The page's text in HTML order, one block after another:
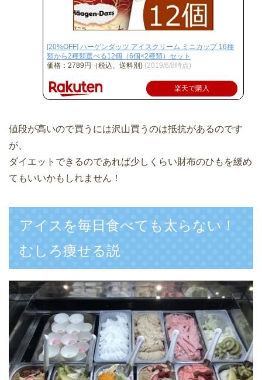
[20%OFF] ハーゲンダッツ アイスクリーム ミニカップ 16種
類から2種類選べる12個（6個×2種類）セット
価格：2789円（税込、送料別) (2019/6/8時点)
楽天で購入
値段が高いので買うには沢山買うのは抵抗があるのです
が、
ダイエットできるのであれば少しくらい財布のひもを緩め
てもいいかもしれません！
アイスを毎日食べても太らない！
むしろ痩せる説